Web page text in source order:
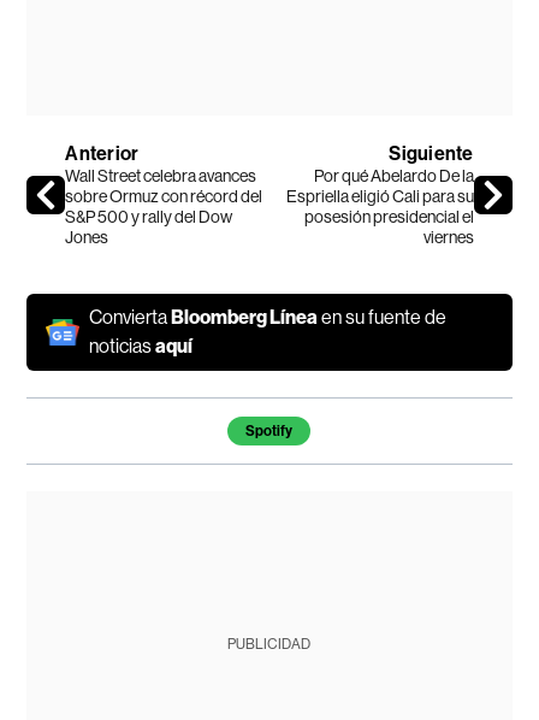
Anterior
Wall Street celebra avances
sobre Ormuz con récord del
S&P 500 y rally del Dow
Jones
Siguiente
Por qué Abelardo De la
Espriella eligió Cali para su
posesión presidencial el
viernes
ConviertaBloomberg Líneaen su fuente de
noticiasaquí
Temas de este artículo Spotify
PUBLICIDAD